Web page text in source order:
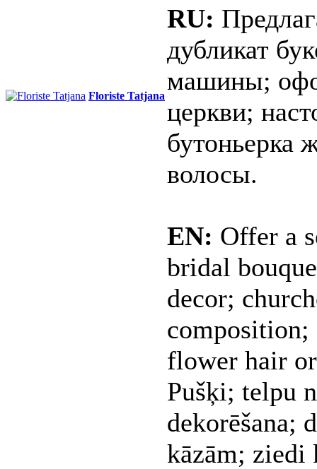
Floriste Tatjana
RU:
дубликат
машины;
церкви;
бутоньерка
волосы.
EN: Offer a
bridal
decor;
flower hair
Pušķi; telpu
dekorēšana;
kāzām; ziedi